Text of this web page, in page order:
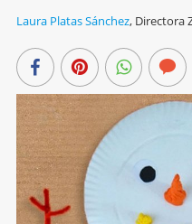
Laura Platas Sánchez, Directora